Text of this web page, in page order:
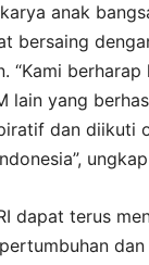
anak
bersaing
“Kami
lain yang
dan diikuti
dapat terus